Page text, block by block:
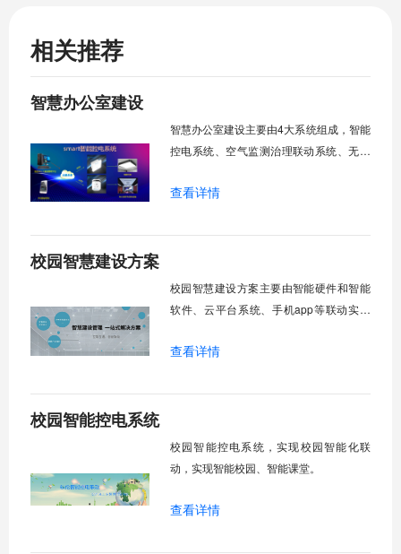
相关推荐
智慧办公室建设
智慧办公室建设主要由4大系统组成，智能
控电系统、空气监测治理联动系统、无线
公室建设。
查看详情
校园智慧建设方案
校园智慧建设方案主要由智能硬件和智能
软件、云平台系统、手机app等联动实现
室建设的目的。
查看详情
校园智能控电系统
校园智能控电系统，实现校园智能化联
动，实现智能校园、智能课堂。
查看详情